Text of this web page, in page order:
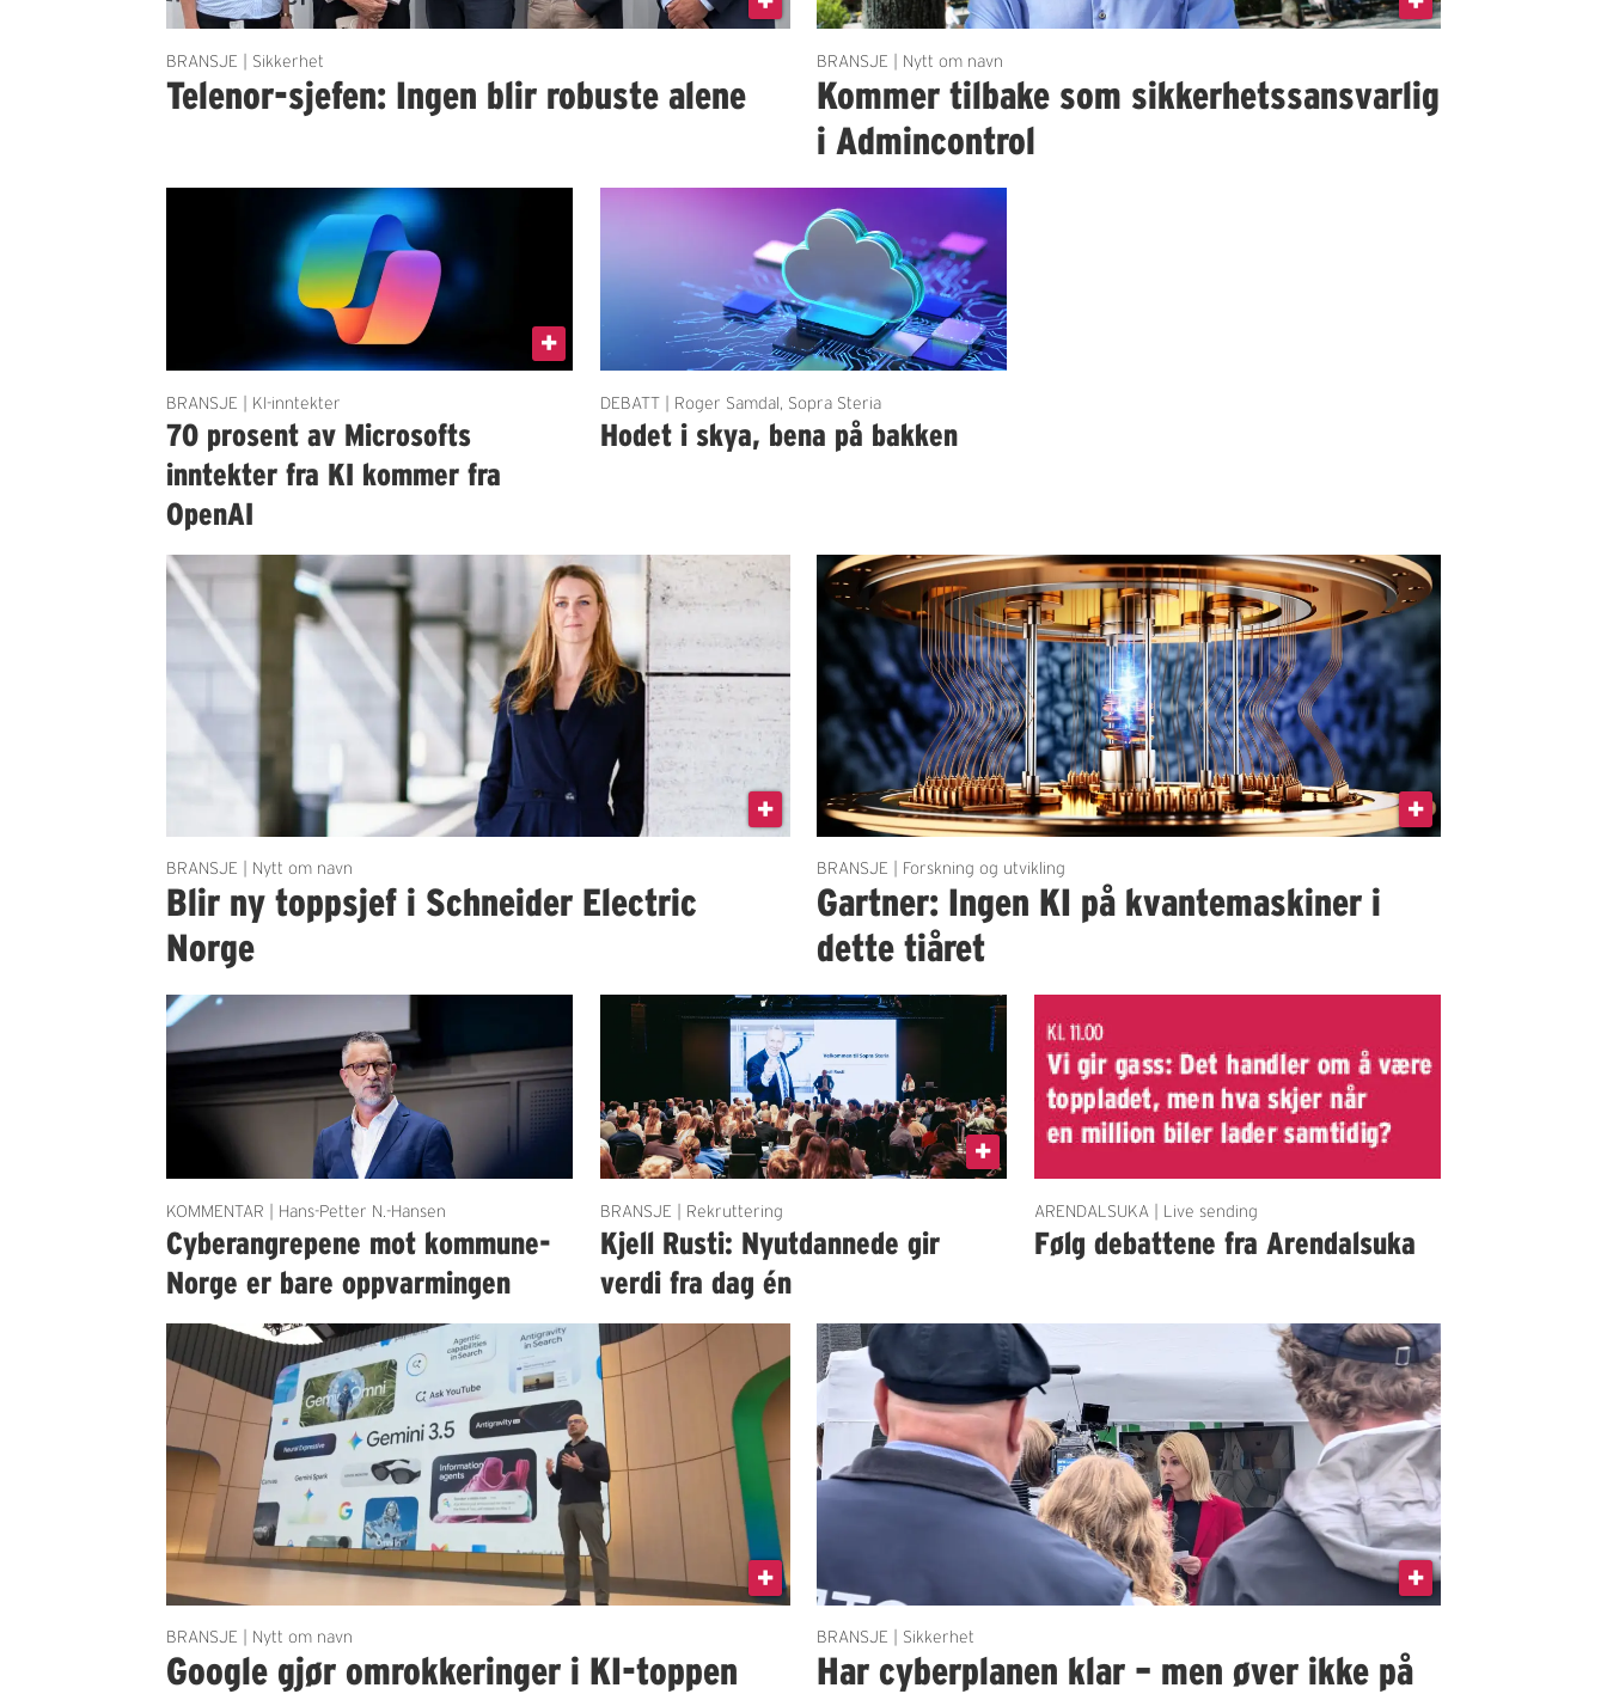
BRANSJE | Sikkerhet
Telenor-sjefen: Ingen blir robuste alene
BRANSJE | Nytt om navn
Kommer tilbake som sikkerhetssansvarlig
i Admincontrol
BRANSJE | KI-inntekter
70 prosent av Microsofts
inntekter fra KI kommer fra
OpenAI
DEBATT | Roger Samdal, Sopra Steria
Hodet i skya, bena på bakken
BRANSJE | Nytt om navn
Blir ny toppsjef i Schneider Electric
Norge
BRANSJE | Forskning og utvikling
Gartner: Ingen KI på kvantemaskiner i
dette tiåret
KOMMENTAR | Hans-Petter N.-Hansen
Cyberangrepene mot kommune-
Norge er bare oppvarmingen
BRANSJE | Rekruttering
Kjell Rusti: Nyutdannede gir
verdi fra dag én
ARENDALSUKA | Live sending
Følg debattene fra Arendalsuka
BRANSJE | Nytt om navn
Google gjør omrokkeringer i KI-toppen
BRANSJE | Sikkerhet
Har cyberplanen klar – men øver ikke på